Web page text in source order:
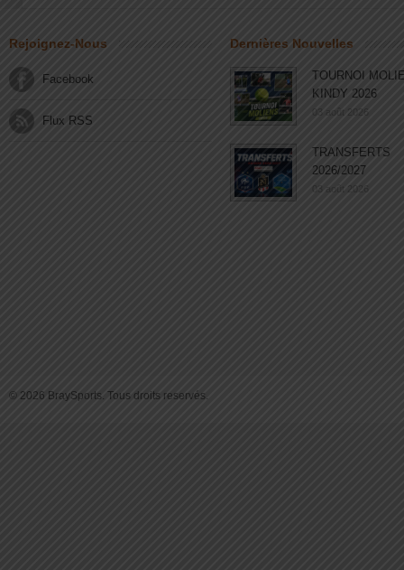
Rejoignez-Nous
Facebook
Flux RSS
Dernières Nouvelles
TOURNOI
KINDY 2026
03 août 2026
TRANSFERTS
2026/2027
03 août 2026
© 2026 BraySports. Tous droits reservés.